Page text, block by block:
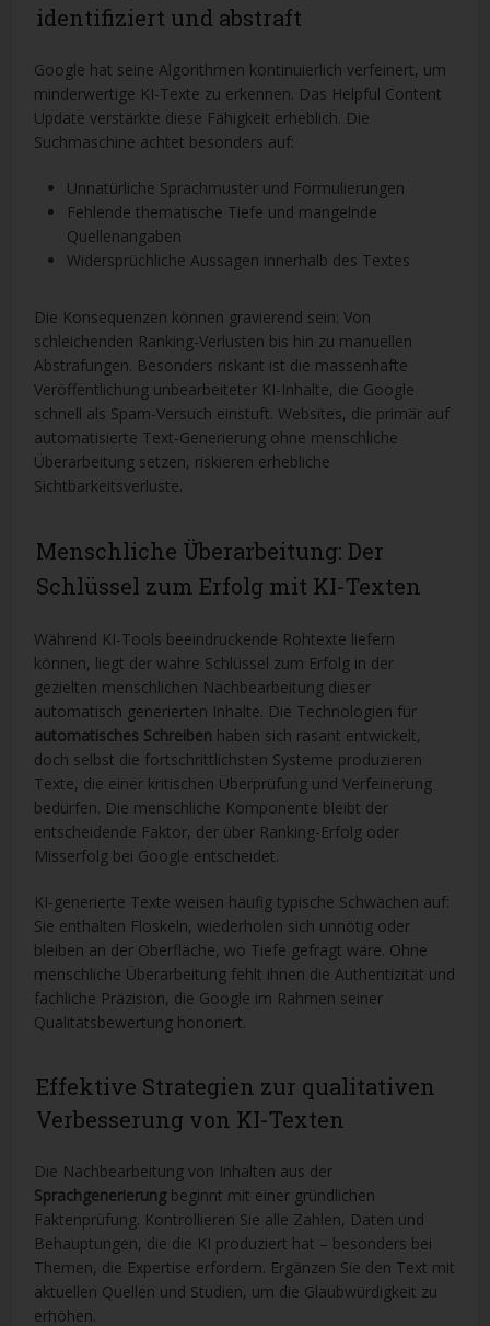
identifiziert und abstraft
Google hat seine Algorithmen kontinuierlich verfeinert, um
minderwertige KI-Texte zu erkennen. Das Helpful Content
Update verstärkte diese Fähigkeit erheblich. Die
Suchmaschine achtet besonders auf:
Unnatürliche Sprachmuster und Formulierungen
Fehlende thematische Tiefe und mangelnde
Quellenangaben
Widersprüchliche Aussagen innerhalb des Textes
Die Konsequenzen können gravierend sein: Von
schleichenden Ranking-Verlusten bis hin zu manuellen
Abstrafungen. Besonders riskant ist die massenhafte
Veröffentlichung unbearbeiteter KI-Inhalte, die Google
schnell als Spam-Versuch einstuft. Websites, die primär auf
automatisierte Text-Generierung ohne menschliche
Überarbeitung setzen, riskieren erhebliche
Sichtbarkeitsverluste.
Menschliche Überarbeitung: Der
Schlüssel zum Erfolg mit KI-Texten
Während KI-Tools beeindruckende Rohtexte liefern
können, liegt der wahre Schlüssel zum Erfolg in der
gezielten menschlichen Nachbearbeitung dieser
automatisch generierten Inhalte. Die Technologien für
automatisches Schreiben haben sich rasant entwickelt,
doch selbst die fortschrittlichsten Systeme produzieren
Texte, die einer kritischen Überprüfung und Verfeinerung
bedürfen. Die menschliche Komponente bleibt der
entscheidende Faktor, der über Ranking-Erfolg oder
Misserfolg bei Google entscheidet.
KI-generierte Texte weisen häufig typische Schwächen auf:
Sie enthalten Floskeln, wiederholen sich unnötig oder
bleiben an der Oberfläche, wo Tiefe gefragt wäre. Ohne
menschliche Überarbeitung fehlt ihnen die Authentizität und
fachliche Präzision, die Google im Rahmen seiner
Qualitätsbewertung honoriert.
Effektive Strategien zur qualitativen
Verbesserung von KI-Texten
Die Nachbearbeitung von Inhalten aus der
Sprachgenerierungbeginnt mit einer gründlichen
Faktenprüfung. Kontrollieren Sie alle Zahlen, Daten und
Behauptungen, die die KI produziert hat – besonders bei
Themen, die Expertise erfordern. Ergänzen Sie den Text mit
aktuellen Quellen und Studien, um die Glaubwürdigkeit zu
erhöhen.